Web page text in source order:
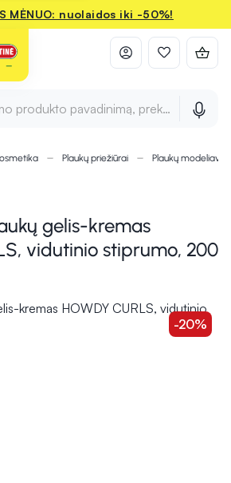
MĖNUO: nuolaidos iki -50%!
produkto pavadinimą, prekės ženklą ir
Plaukų priežiūrai Plaukų
gelis-kremas
vidutinio stiprumo, 200
-20%